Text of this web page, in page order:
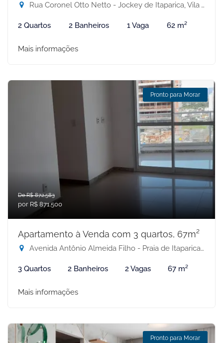
Rua Coronel Otto Netto - Jockey de Itaparica, Vila Velha-ES
2 Quartos 2 Banheiros 1 Vaga 62 m²
Mais informações
Pronto para Morar
De R$ 872.583
por R$ 871.500
Apartamento à Venda com 3 quartos, 67m²
Avenida Antônio Almeida Filho - Praia de Itaparica, Vila Velha-ES
3 Quartos 2 Banheiros 2 Vagas 67 m²
Mais informações
Pronto para Morar